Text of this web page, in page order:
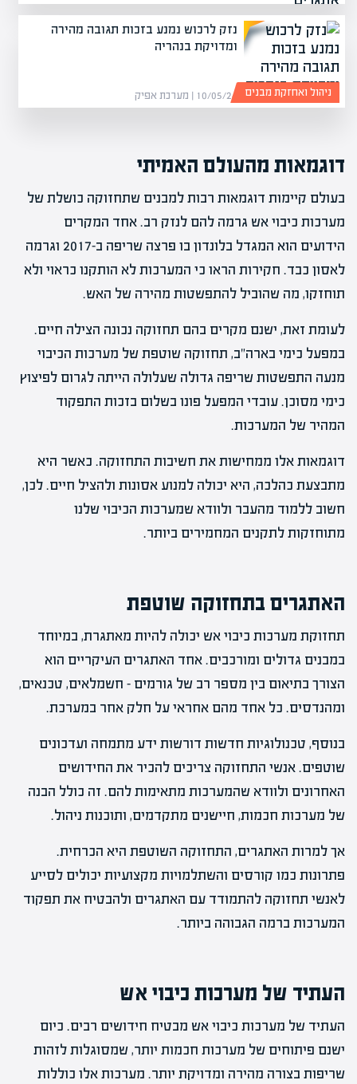
נזק לרכוש נמנע בזכות תגובה מהירה
ומדויקת בנהריה
10/05/26 | מערכת אפיק ניהול ואחזקת מבנים
דוגמאות מהעולם האמיתי
בעולם קיימות דוגמאות רבות למבנים שתחזוקה כושלת של
מערכות כיבוי אש גרמה להם לנזק רב. אחד המקרים
הידועים הוא המגדל בלונדון בו פרצה שריפה ב-2017 וגרמה
לאסון כבד. חקירות הראו כי המערכות לא הותקנו כראוי ולא
תוחזקו, מה שהוביל להתפשטות מהירה של האש.
לעומת זאת, ישנם מקרים בהם תחזוקה נכונה הצילה חיים.
במפעל כימי בארה"ב, תחזוקה שוטפת של מערכות הכיבוי
מנעה התפשטות שריפה גדולה שעלולה הייתה לגרום לפיצוץ
כימי מסוכן. עובדי המפעל פונו בשלום בזכות התפקוד
המהיר של המערכות.
דוגמאות אלו ממחישות את חשיבות התחזוקה. כאשר היא
מתבצעת כהלכה, היא יכולה למנוע אסונות ולהציל חיים. לכן,
חשוב ללמוד מהעבר ולוודא שמערכות הכיבוי שלנו
מתוחזקות לתקנים המחמירים ביותר.
האתגרים בתחזוקה שוטפת
תחזוקת מערכות כיבוי אש יכולה להיות מאתגרת, במיוחד
במבנים גדולים ומורכבים. אחד האתגרים העיקריים הוא
הצורך בתיאום בין מספר רב של גורמים – חשמלאים, טכנאים,
ומהנדסים. כל אחד מהם אחראי על חלק אחר במערכת.
בנוסף, טכנולוגיות חדשות דורשות ידע מתמחה ועדכונים
שוטפים. אנשי התחזוקה צריכים להכיר את החידושים
האחרונים ולוודא שהמערכות מתאימות להם. זה כולל הבנה
של מערכות חכמות, חיישנים מתקדמים, ותוכנות ניהול.
אך למרות האתגרים, התחזוקה השוטפת היא הכרחית.
פתרונות כמו קורסים והשתלמויות מקצועיות יכולים לסייע
לאנשי תחזוקה להתמודד עם האתגרים ולהבטיח את תפקוד
המערכות ברמה הגבוהה ביותר.
העתיד של מערכות כיבוי אש
העתיד של מערכות כיבוי אש מבטיח חידושים רבים. כיום
ישנם פיתוחים של מערכות חכמות יותר, שמסוגלות לזהות
שריפות בצורה מהירה ומדויקת יותר. מערכות אלו כוללות